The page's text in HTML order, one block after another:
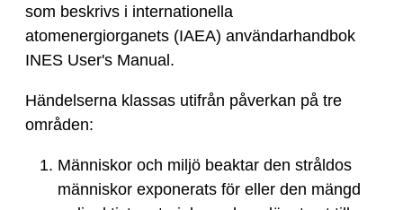
som beskrivs i internationella
atomenergiorganets (IAEA) användarhandbok
INES User's Manual.
Händelserna klassas utifrån påverkan på tre
områden:
Människor och miljö beaktar den stråldos
människor exponerats för eller den mängd